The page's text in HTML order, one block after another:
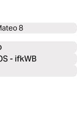
8
- ifkWB